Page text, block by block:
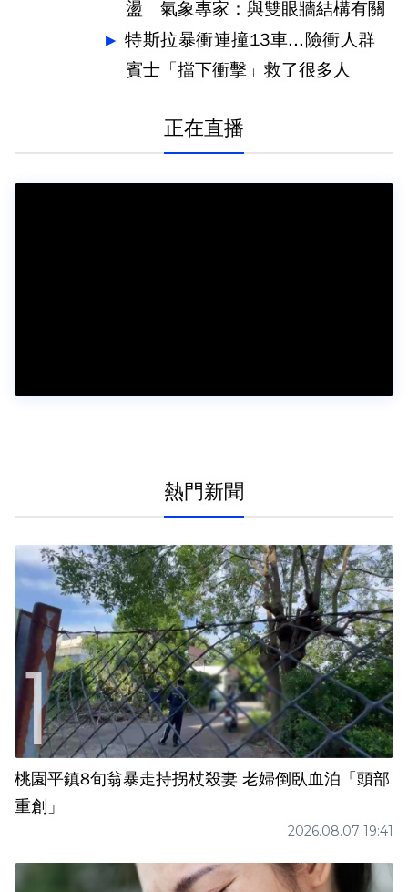
盪 氣象專家：與雙眼牆結構有關
特斯拉暴衝連撞13車...險衝人群
賓士「擋下衝擊」救了很多人
正在直播
熱門新聞
桃園平鎮8旬翁暴走持拐杖殺妻 老婦倒臥血泊「頭部
重創」
2026.08.07 19:41